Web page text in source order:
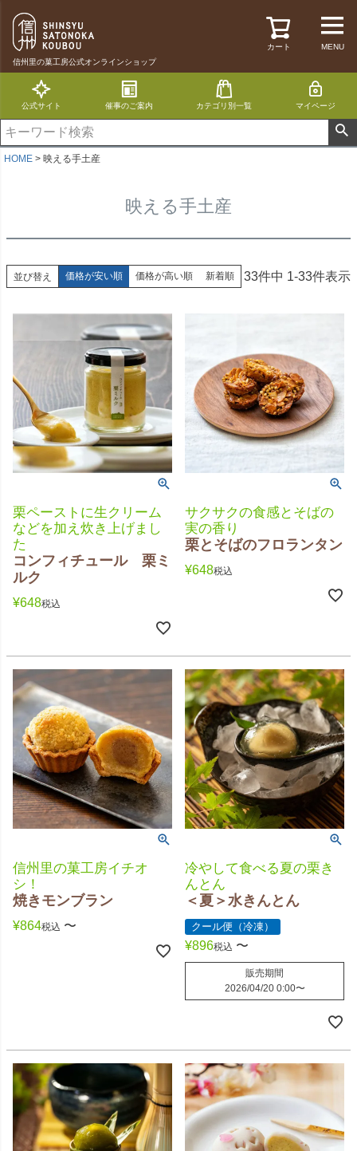
信州里の菓工房公式オンラインショップ
カート MENU
公式サイト 催事のご案内 カテゴリ別一覧 マイページ
HOME 映える手土産
映える手土産
並び替え 価格が安い順 価格が高い順 新着順 33件中 1-33件表示
栗ペーストに生クリーム
などを加え炊き上げまし
た
コンフィチュール 栗ミ
ルク
¥648税込
サクサクの食感とそばの
実の香り
栗とそばのフロランタン
¥648税込
信州里の菓工房イチオ
シ！
焼きモンブラン
¥864税込 〜
冷やして食べる夏の栗き
んとん
＜夏＞水きんとん
クール便（冷凍）
¥896税込 〜
販売期間
2026/04/20 0:00〜